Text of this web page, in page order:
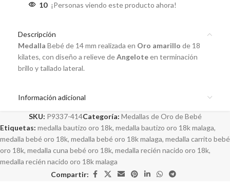
10 ¡Personas viendo este producto ahora!
Descripción
Medalla Bebé de 14 mm realizada en Oro amarillo de 18
kilates, con diseño a relieve deAngeloteen terminación
brillo y tallado lateral.
Información adicional
SKU: P9337-414Categoría: Medallas de Oro de Bebé
Etiquetas: medalla bautizo oro 18k, medalla bautizo oro 18k malaga,
medalla bebé oro 18k, medalla bebé oro 18k malaga, medalla carrito bebé
oro 18k, medalla cuna bebé oro 18k, medalla recién nacido oro 18k,
medalla recién nacido oro 18k malaga
Compartir: